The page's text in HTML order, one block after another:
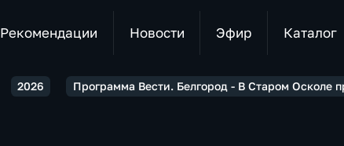
Рекомендации Новости Эфир Каталог
2026 Программа Вести. Белгород - В Старом